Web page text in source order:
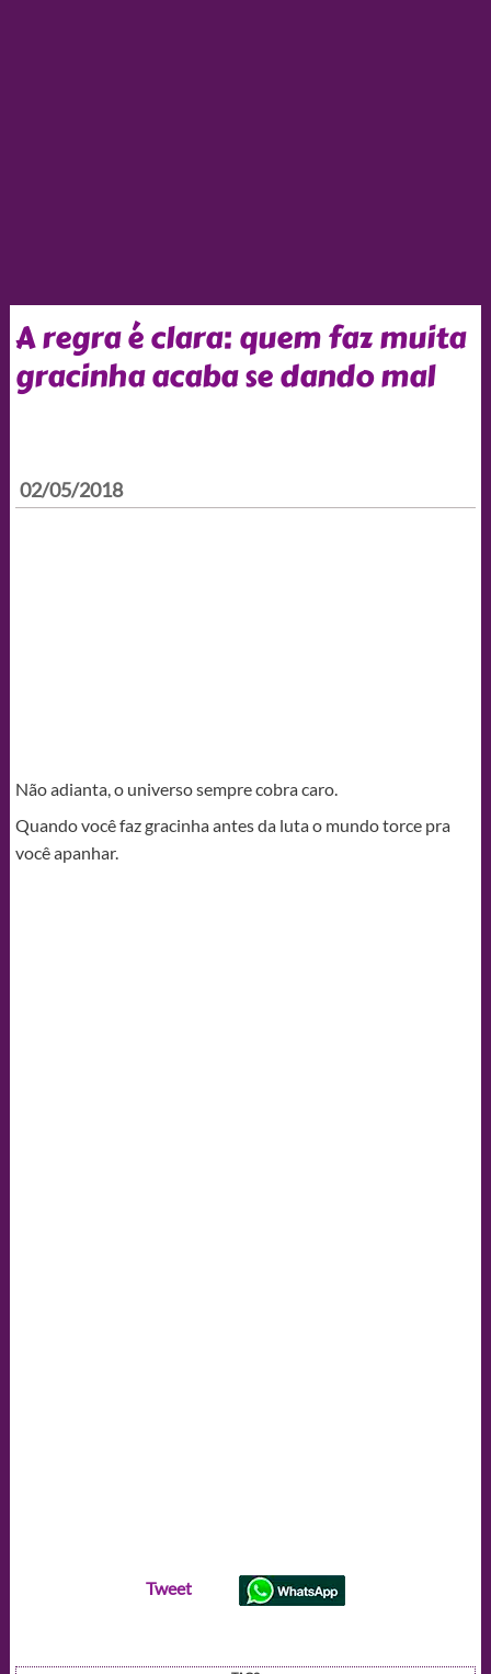
A regra é clara: quem faz muita
gracinha acaba se dando mal
02/05/2018
Não adianta, o universo sempre cobra caro.
Quando você faz gracinha antes da luta o mundo torce pra
você apanhar.
Tweet